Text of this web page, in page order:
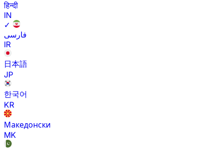
हिन्दी
IN
✓
فارسی
IR
日本語
JP
한국어
KR
Македонски
MK